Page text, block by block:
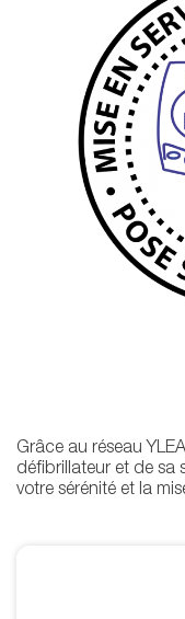
Grâce au réseau
défibrillateur et de sa
votre sérénité et la